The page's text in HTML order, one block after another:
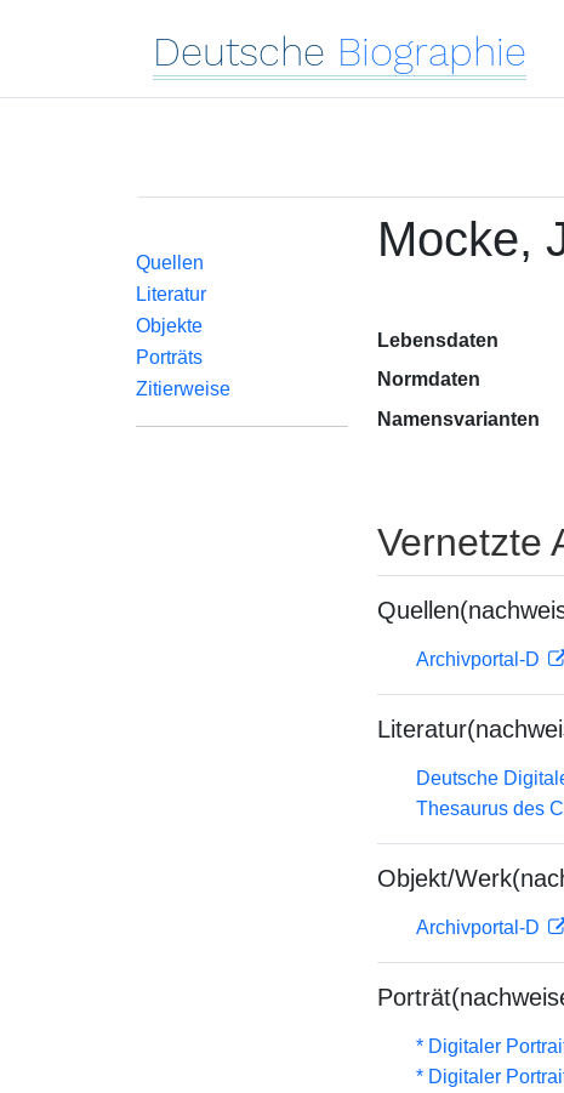
Deutsche Biographie
Quellen
Literatur
Objekte
Porträts
Zitierweise
Mocke,
Lebensdaten
Normdaten
Namensvarianten
Vernetzte
Archivportal-D
Deutsche
Thesaurus des
Objekt/
Archivportal-D
* Digitaler
* Digitaler